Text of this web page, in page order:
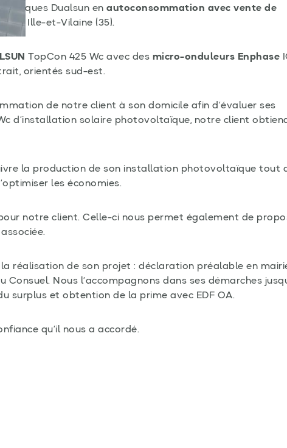
Dualsun en autoconsommation avec vente de
en Ille-et-Vilaine (35).
TopCon 425 Wc avec des micro-onduleurs Enphase
orientés sud-est.
de notre client à son domicile afin d’évaluer ses
d’installation solaire photovoltaïque, notre client
la production de son installation photovoltaïque tout
les économies.
notre client. Celle-ci nous permet également de
réalisation de son projet : déclaration préalable en
Nous l’accompagnons dans ses démarches
surplus et obtention de la prime avec EDF OA.
qu’il nous a accordé.